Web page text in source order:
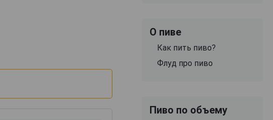
О пиве
Как пить пиво?
Флуд про пиво
Пиво по объему